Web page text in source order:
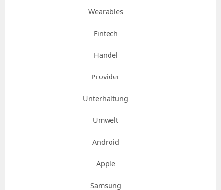
Wearables
Fintech
Handel
Provider
Unterhaltung
Umwelt
Android
Apple
Samsung